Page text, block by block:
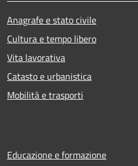
Anagrafe e stato civile
Cultura e tempo libero
Vita lavorativa
Catasto e urbanistica
Mobilità e trasporti
Educazione e formazione